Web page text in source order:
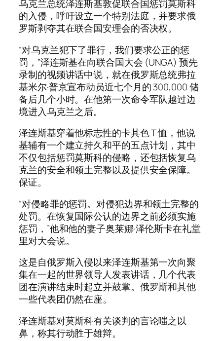
乌克兰总统泽连斯基敦促联合国惩罚莫斯科
的入侵，呼吁设立一个特别法庭，并要求俄
罗斯剥夺其在联合国安理会的否决权。
“对乌克兰犯下了罪行，我们要求公正的惩
罚，”泽连斯基在向联合国大会 (UNGA) 预先
录制的视频讲话中说，就在俄罗斯总统弗拉
基米尔·普京宣布动员近七个月的 300,000 储
备后几个小时。在他第一次命令军队越过边
境进入乌克兰之后。
泽连斯基穿着他标志性的卡其色 T 恤，他说
基辅有一个建立持久和平的五点计划，其中
不仅包括惩罚莫斯科的侵略，还包括恢复乌
克兰的安全和领土完整以及提供安全保障。
保证。
“对侵略罪的惩罚。对侵犯边界和领土完整的
处罚。在恢复国际公认的边界之前必须实施
惩罚，”他和他的妻子奥莱娜·泽伦斯卡在礼堂
里对大会说。
这是自俄罗斯入侵以来泽连斯基第一次向聚
集在一起的世界领导人发表讲话，几个代表
团在演讲结束时起立并鼓掌。俄罗斯和其他
一些代表团仍然在座。
泽连斯基对莫斯科有关谈判的言论嗤之以
鼻，称其行动胜于雄辩。